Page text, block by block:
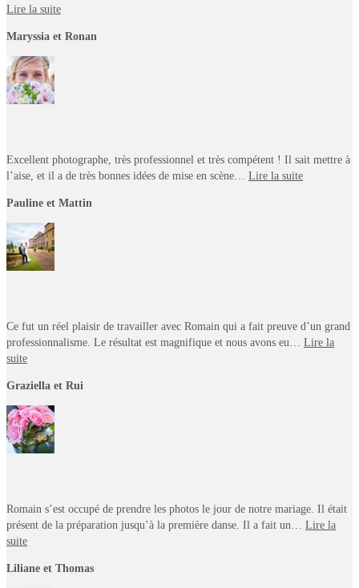
Lire la suite
Maryssia et Ronan
Excellent photographe, très professionnel et très compétent ! Il sait mettre à
l’aise, et il a de très bonnes idées de mise en scène… Lire la suite
Pauline et Mattin
Ce fut un réel plaisir de travailler avec Romain qui a fait preuve d’un grand
professionnalisme. Le résultat est magnifique et nous avons eu… Lire la
suite
Graziella et Rui
Romain s’est occupé de prendre les photos le jour de notre mariage. Il était
présent de la préparation jusqu’à la première danse. Il a fait un… Lire la
suite
Liliane et Thomas